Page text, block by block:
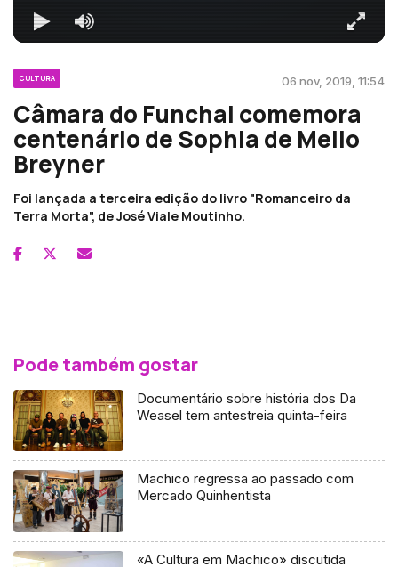
CULTURA 06 nov, 2019, 11:54
Câmara do Funchal comemora
centenário de Sophia de Mello
Breyner
Foi lançada a terceira edição do livro "Romanceiro da
Terra Morta", de José Viale Moutinho.
Pode também gostar
Documentário sobre história dos Da
Weasel tem antestreia quinta-feira
Machico regressa ao passado com
Mercado Quinhentista
«A Cultura em Machico» discutida